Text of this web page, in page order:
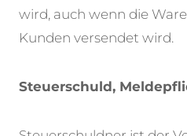
wird, auch wenn die
Kunden versendet wird.
Steuerschuld,